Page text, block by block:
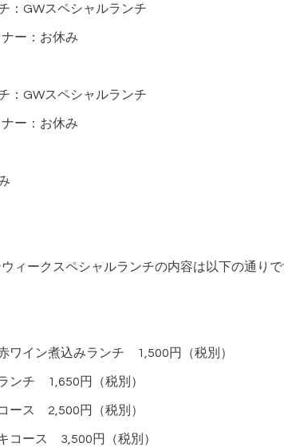
GWスペシャルランチ
お休み
GWスペシャルランチ
お休み
ィークスペシャルランチの内容は以下の通りで
ワイン煮込みランチ 1,500円（税別）
ンチ 1,650円（税別）
ース 2,500円（税別）
コース 3,500円（税別）